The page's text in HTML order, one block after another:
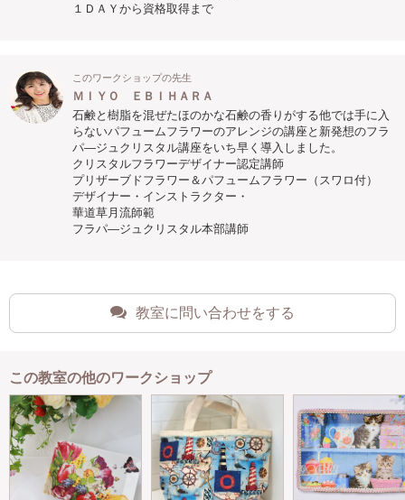
１ＤＡＹから資格取得まで
このワークショップの先生
ＭＩＹＯ ＥＢＩＨＡＲＡ
石鹸と樹脂を混ぜたほのかな石鹸の香りがする他では手に入
らないパフュームフラワーのアレンジの講座と新発想のフラ
パ―ジュクリスタル講座をいち早く導入しました。
クリスタルフラワーデザイナー認定講師
プリザーブドフラワー＆パフュームフラワー（スワロ付）
デザイナー・インストラクター・
華道草月流師範
フラパ―ジュクリスタル本部講師
教室に問い合わせをする
この教室の他のワークショップ